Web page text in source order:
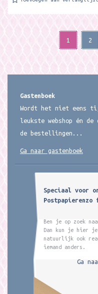
1 2
Gastenboek
Wordt het niet eens
leukste webshop én de
de bestellingen...
Ga naar gastenboek
Speciaal voor
Postpapierenzo
Ben je op zoek
Dan kun je hier
natuurlijk ook
iemand anders.
Ga